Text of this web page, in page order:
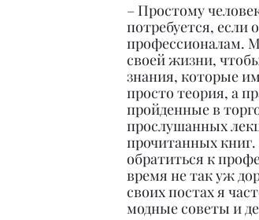
– Простому
потребуется, если
профессионалам.
своей жизни,
знания, которые
просто теория, а
пройденные в
прослушанных
прочитанных книг.
обратиться к
время не так уж
своих постах я
модные советы и